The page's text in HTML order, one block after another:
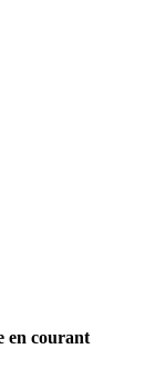
en courant